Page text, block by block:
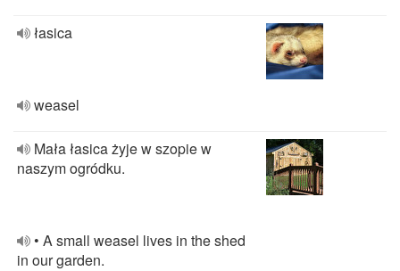
łasica
weasel
Mała łasica żyje w szopie w
naszym ogródku.
• A small weasel lives in the shed
in our garden.